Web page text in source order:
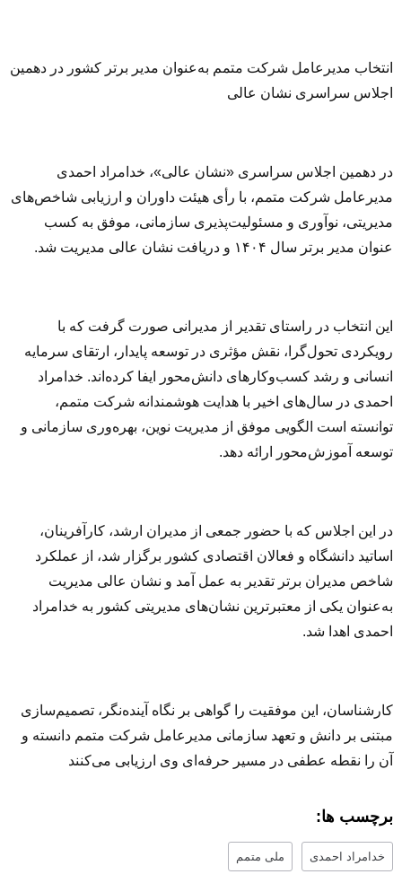
انتخاب مدیرعامل شرکت متمم به‌عنوان مدیر برتر کشور در دهمین
اجلاس سراسری نشان عالی
در دهمین اجلاس سراسری «نشان عالی»، خدامراد احمدی
مدیرعامل شرکت متمم، با رأی هیئت داوران و ارزیابی شاخص‌های
مدیریتی، نوآوری و مسئولیت‌پذیری سازمانی، موفق به کسب
عنوان مدیر برتر سال ۱۴۰۴ و دریافت نشان عالی مدیریت شد.
این انتخاب در راستای تقدیر از مدیرانی صورت گرفت که با
رویکردی تحول‌گرا، نقش مؤثری در توسعه پایدار، ارتقای سرمایه
انسانی و رشد کسب‌وکارهای دانش‌محور ایفا کرده‌اند. خدامراد
احمدی در سال‌های اخیر با هدایت هوشمندانه شرکت متمم،
توانسته است الگویی موفق از مدیریت نوین، بهره‌وری سازمانی و
توسعه آموزش‌محور ارائه دهد.
در این اجلاس که با حضور جمعی از مدیران ارشد، کارآفرینان،
اساتید دانشگاه و فعالان اقتصادی کشور برگزار شد، از عملکرد
شاخص مدیران برتر تقدیر به عمل آمد و نشان عالی مدیریت
به‌عنوان یکی از معتبرترین نشان‌های مدیریتی کشور به خدامراد
احمدی اهدا شد.
کارشناسان، این موفقیت را گواهی بر نگاه آینده‌نگر، تصمیم‌سازی
مبتنی بر دانش و تعهد سازمانی مدیرعامل شرکت متمم دانسته و
آن را نقطه عطفی در مسیر حرفه‌ای وی ارزیابی می‌کنند
برچسب ها:
خدامراد احمدی ملی متمم